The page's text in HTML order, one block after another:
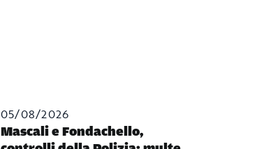
05/08/2026
Mascali e Fondachello,